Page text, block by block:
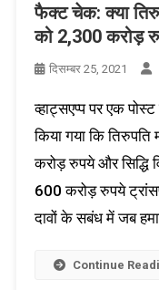
फैक्ट चेक: क्या
को 2,300 करोड़
दिसम्बर 25, 2021
व्हाट्सएप्प पर एक
किया गया कि
करोड़ रुपये और सिद्धि
600 करोड़ रुपये
दावों के सबंध में जब
Continue